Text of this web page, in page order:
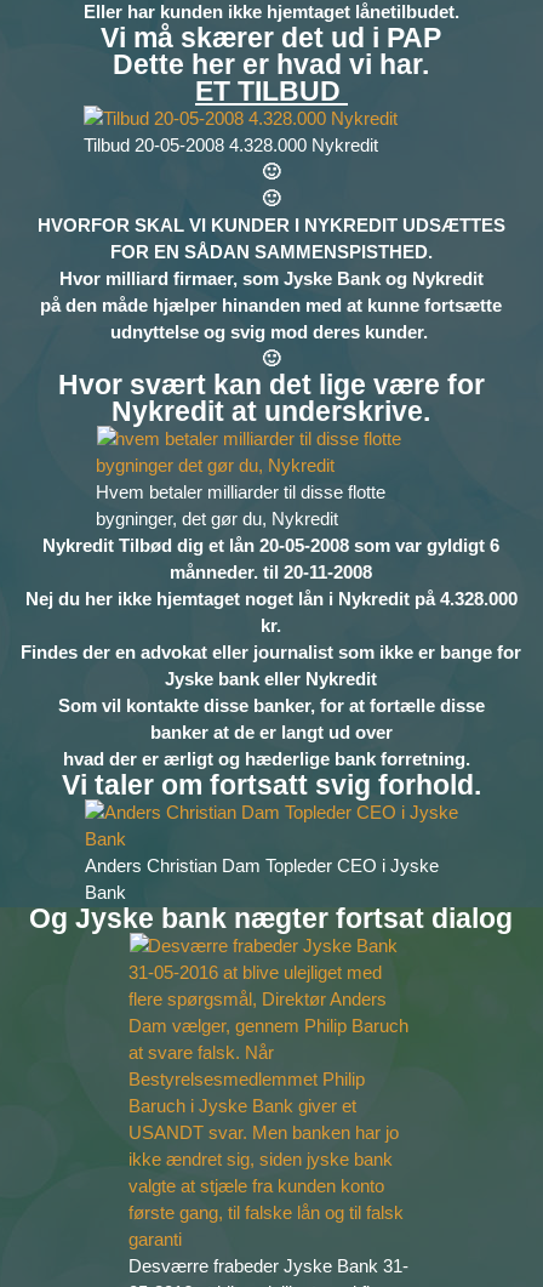
Eller har kunden ikke hjemtaget lånetilbudet.
Vi må skærer det ud i PAP
Dette her er hvad vi har.
ET TILBUD
Tilbud 20-05-2008 4.328.000 Nykredit
🙂
🙂
HVORFOR SKAL VI KUNDER I NYKREDIT UDSÆTTES
FOR EN SÅDAN SAMMENSPISTHED.
Hvor milliard firmaer, som Jyske Bank og Nykredit
på den måde hjælper hinanden med at kunne fortsætte
udnyttelse og svig mod deres kunder.
🙂
Hvor svært kan det lige være for
Nykredit at underskrive.
Hvem betaler milliarder til disse flotte
bygninger, det gør du, Nykredit
Nykredit Tilbød dig et lån 20-05-2008 som var gyldigt 6
månneder. til 20-11-2008
Nej du her ikke hjemtaget noget lån i Nykredit på 4.328.000
kr.
Findes der en advokat eller journalist som ikke er bange for
Jyske bank eller Nykredit
Som vil kontakte disse banker, for at fortælle disse
banker at de er langt ud over
hvad der er ærligt og hæderlige bank forretning.
Vi taler om fortsatt svig forhold.
Anders Christian Dam Topleder CEO i Jyske
Bank
Og Jyske bank nægter fortsat dialog
Desværre frabeder Jyske Bank 31-